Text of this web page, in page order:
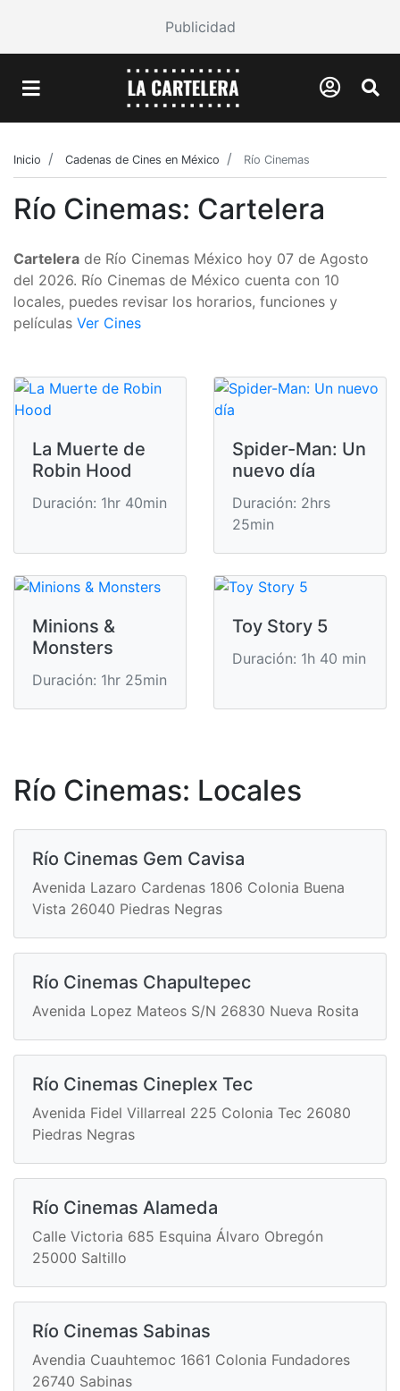
Publicidad
Inicio Cadenas de Cines en México Río Cinemas
Río Cinemas: Cartelera
Cartelera de Río Cinemas México hoy 07 de Agosto
del 2026. Río Cinemas de México cuenta con 10
locales, puedes revisar los horarios, funciones y
películas Ver Cines
La Muerte de
Robin Hood
Duración: 1hr 40min
Spider-Man: Un
nuevo día
Duración: 2hrs
25min
Minions &
Monsters
Duración: 1hr 25min
Toy Story 5
Duración: 1h 40 min
Río Cinemas: Locales
Río Cinemas Gem Cavisa
Avenida Lazaro Cardenas 1806 Colonia Buena
Vista 26040 Piedras Negras
Río Cinemas Chapultepec
Avenida Lopez Mateos S/N 26830 Nueva Rosita
Río Cinemas Cineplex Tec
Avenida Fidel Villarreal 225 Colonia Tec 26080
Piedras Negras
Río Cinemas Alameda
Calle Victoria 685 Esquina Álvaro Obregón
25000 Saltillo
Río Cinemas Sabinas
Avendia Cuauhtemoc 1661 Colonia Fundadores
26740 Sabinas